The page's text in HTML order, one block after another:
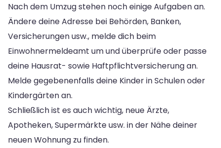
Nach dem Umzug stehen noch einige Aufgaben an.
Ändere deine Adresse bei Behörden, Banken,
Versicherungen usw., melde dich beim
Einwohnermeldeamt um und überprüfe oder passe
deine Hausrat- sowie Haftpflichtversicherung an.
Melde gegebenenfalls deine Kinder in Schulen oder
Kindergärten an.
Schließlich ist es auch wichtig, neue Ärzte,
Apotheken, Supermärkte usw. in der Nähe deiner
neuen Wohnung zu finden.